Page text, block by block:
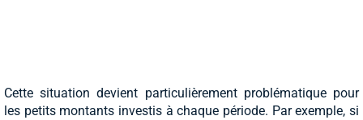
Cette situation devient particulièrement problématique pour
les petits montants investis à chaque période. Par exemple, si